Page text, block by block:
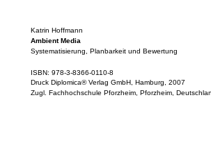
Katrin Hoffmann
Ambient Media
Systematisierung, Planbarkeit und Bewertung
ISBN: 978-3-8366-0110-8
Druck Diplomica® Verlag GmbH, Hamburg, 2007
Zugl. Fachhochschule Pforzheim, Pforzheim,